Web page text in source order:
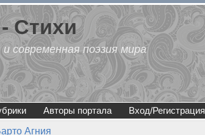
Стихи
и современная поэзия мира
Авторы портала Вход/Регистрация
Агния